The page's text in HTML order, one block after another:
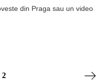
din Praga sau un video
2 Next